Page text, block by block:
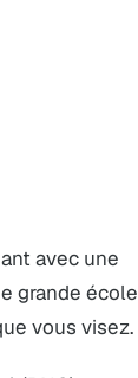
avec une
grande école
vous visez.